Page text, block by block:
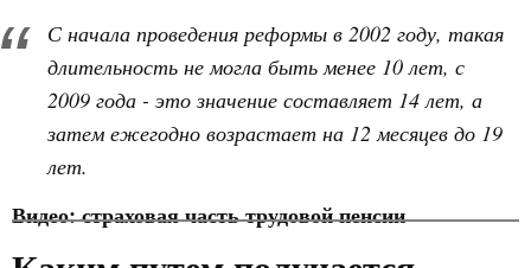
С начала проведения реформы в 2002 году, такая
длительность не могла быть менее 10 лет, с
2009 года - это значение составляет 14 лет, а
затем ежегодно возрастает на 12 месяцев до 19
лет.
Видео: страховая часть трудовой пенсии